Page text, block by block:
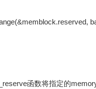
函数将指定的